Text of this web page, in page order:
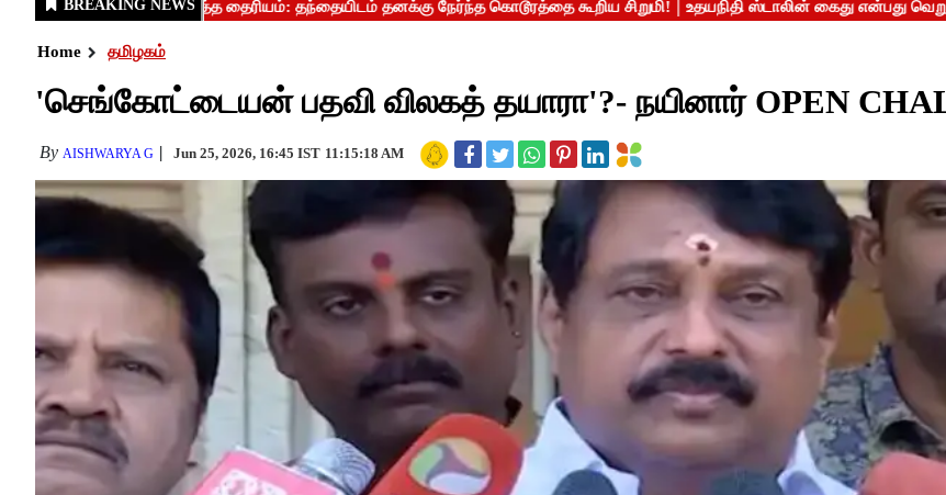
Home தமிழகம்
'செங்கோட்டையன் பதவி விலகத் தயாரா'?- நயினார் OPEN
By AISHWARYA G Jun 25, 2026, 16:45 IST 11:15:18 AM